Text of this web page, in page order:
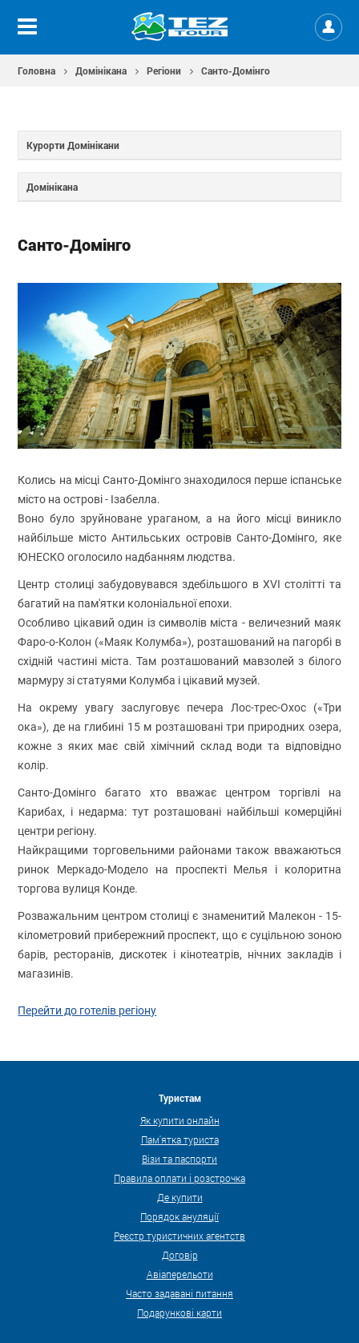
Головна Домінікана Регіони Санто-Домінго
Курорти Домінікани
Домінікана
Санто-Домінго
Колись на місці Санто-Домінго знаходилося перше іспанське
місто на острові - Ізабелла.
Воно було зруйноване ураганом, а на його місці виникло
найбільше місто Антильських островів Санто-Домінго, яке
ЮНЕСКО оголосило надбанням людства.
Центр столиці забудовувався здебільшого в XVI столітті та
багатий на пам'ятки колоніальної епохи.
Особливо цікавий один із символів міста - величезний маяк
Фаро-о-Колон («Маяк Колумба»), розташований на пагорбі в
східній частині міста. Там розташований мавзолей з білого
мармуру зі статуями Колумба і цікавий музей.
На окрему увагу заслуговує печера Лос-трес-Охос («Три
ока»), де на глибині 15 м розташовані три природних озера,
кожне з яких має свій хімічний склад води та відповідно
колір.
Санто-Домінго багато хто вважає центром торгівлі на
Карибах, і недарма: тут розташовані найбільші комерційні
центри регіону.
Найкращими торговельними районами також вважаються
ринок Меркадо-Модело на проспекті Мелья і колоритна
торгова вулиця Конде.
Розважальним центром столиці є знаменитий Малекон - 15-
кілометровий прибережний проспект, що є суцільною зоною
барів, ресторанів, дискотек і кінотеатрів, нічних закладів і
магазинів.
Перейти до готелів регіону
Туристам
Як купити онлайн
Пам'ятка туриста
Візи та паспорти
Правила оплати і розстрочка
Де купити
Порядок ануляції
Реєстр туристичних агентств
Договір
Авіаперельоти
Часто задавані питання
Подарункові карти